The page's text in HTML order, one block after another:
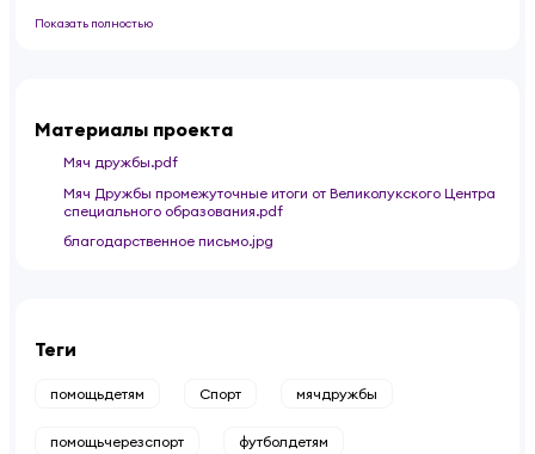
Показать полностью
Материалы проекта
Мяч дружбы.pdf
Мяч Дружбы промежуточные итоги от Великолукского Центра
специального образования.pdf
благодарственное письмо.jpg
Теги
помощьдетям Спорт мячдружбы
помощьчерезспорт футболдетям